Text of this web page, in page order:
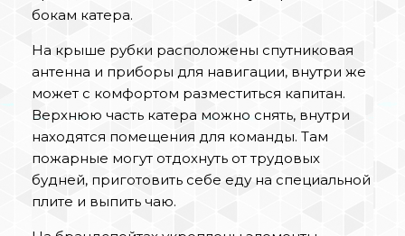
бокам катера.
На крыше рубки расположены спутниковая
антенна и приборы для навигации, внутри же
может с комфортом разместиться капитан.
Верхнюю часть катера можно снять, внутри
находятся помещения для команды. Там
пожарные могут отдохнуть от трудовых
будней, приготовить себе еду на специальной
плите и выпить чаю.